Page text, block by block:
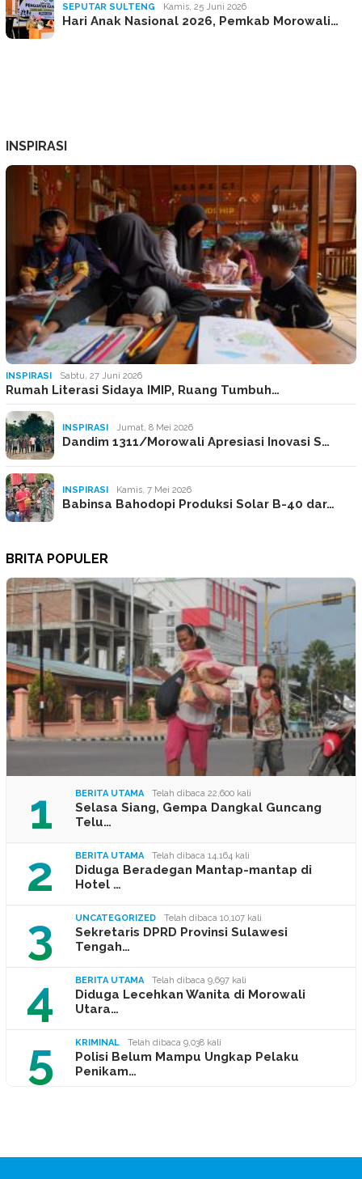
SEPUTAR SULTENG Kamis, 25 Juni 2026
Hari Anak Nasional 2026, Pemkab Morowali…
INSPIRASI
INSPIRASI Sabtu, 27 Juni 2026
Rumah Literasi Sidaya IMIP, Ruang Tumbuh…
INSPIRASI Jumat, 8 Mei 2026
Dandim 1311/Morowali Apresiasi Inovasi S…
INSPIRASI Kamis, 7 Mei 2026
Babinsa Bahodopi Produksi Solar B-40 dar…
BRITA POPULER
1 BERITA UTAMA Telah dibaca 22,600 kali
Selasa Siang, Gempa Dangkal Guncang
Telu…
2 BERITA UTAMA Telah dibaca 14,164 kali
Diduga Beradegan Mantap-mantap di
Hotel …
3 UNCATEGORIZED Telah dibaca 10,107 kali
Sekretaris DPRD Provinsi Sulawesi
Tengah…
4 BERITA UTAMA Telah dibaca 9,697 kali
Diduga Lecehkan Wanita di Morowali
Utara…
5 KRIMINAL Telah dibaca 9,038 kali
Polisi Belum Mampu Ungkap Pelaku
Penikam…